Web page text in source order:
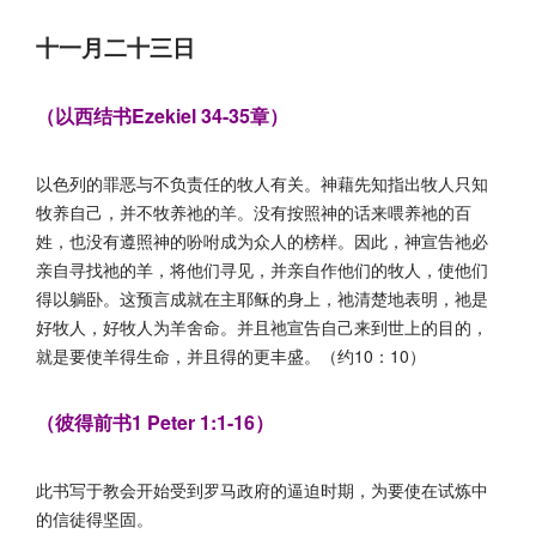
十一月二十三日
（以西结书Ezekiel 34-35章）
以色列的罪恶与不负责任的牧人有关。神藉先知指出牧人只知
牧养自己，并不牧养祂的羊。没有按照神的话来喂养祂的百
姓，也没有遵照神的吩咐成为众人的榜样。因此，神宣告祂必
亲自寻找祂的羊，将他们寻见，并亲自作他们的牧人，使他们
得以躺卧。这预言成就在主耶稣的身上，祂清楚地表明，祂是
好牧人，好牧人为羊舍命。并且祂宣告自己来到世上的目的，
就是要使羊得生命，并且得的更丰盛。（约10：10）
（彼得前书1 Peter 1:1-16）
此书写于教会开始受到罗马政府的逼迫时期，为要使在试炼中
的信徒得坚固。